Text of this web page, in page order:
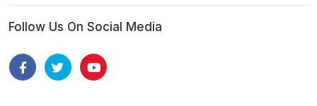
Follow Us On Social Media